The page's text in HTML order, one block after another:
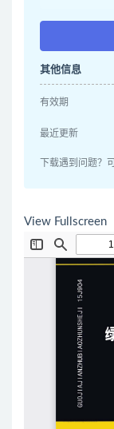
其他信息
有效期
最近更新
下载遇到问题？
View Fullscreen